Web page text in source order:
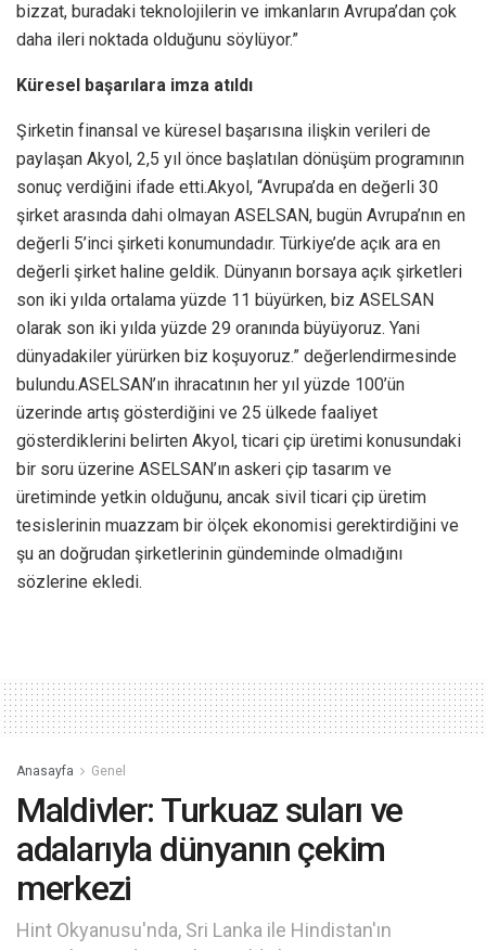
bizzat, buradaki teknolojilerin ve imkanların Avrupa’dan çok
daha ileri noktada olduğunu söylüyor.”
Küresel başarılara imza atıldı
Şirketin finansal ve küresel başarısına ilişkin verileri de
paylaşan Akyol, 2,5 yıl önce başlatılan dönüşüm programının
sonuç verdiğini ifade etti.Akyol, “Avrupa’da en değerli 30
şirket arasında dahi olmayan ASELSAN, bugün Avrupa’nın en
değerli 5’inci şirketi konumundadır. Türkiye’de açık ara en
değerli şirket haline geldik. Dünyanın borsaya açık şirketleri
son iki yılda ortalama yüzde 11 büyürken, biz ASELSAN
olarak son iki yılda yüzde 29 oranında büyüyoruz. Yani
dünyadakiler yürürken biz koşuyoruz.” değerlendirmesinde
bulundu.ASELSAN’ın ihracatının her yıl yüzde 100’ün
üzerinde artış gösterdiğini ve 25 ülkede faaliyet
gösterdiklerini belirten Akyol, ticari çip üretimi konusundaki
bir soru üzerine ASELSAN’ın askeri çip tasarım ve
üretiminde yetkin olduğunu, ancak sivil ticari çip üretim
tesislerinin muazzam bir ölçek ekonomisi gerektirdiğini ve
şu an doğrudan şirketlerinin gündeminde olmadığını
sözlerine ekledi.
Anasayfa Genel
Maldivler: Turkuaz suları ve
adalarıyla dünyanın çekim
merkezi
Hint Okyanusu'nda, Sri Lanka ile Hindistan'ın